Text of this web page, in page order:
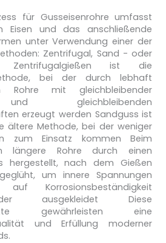
für Gusseisenrohre umfasst
Eisen und das anschließende
unter Verwendung einer der
Zentrifugal, Sand - oder
Zentrifugalgießen ist die
bei der durch lebhaft
Rohre mit gleichbleibender
gleichbleibenden
erzeugt werden Sandguss ist
ältere Methode, bei der weniger
zum Einsatz kommen Beim
längere Rohre durch einen
hergestellt, nach dem Gießen
um innere Spannungen
Korrosionsbeständigkeit
ausgekleidet Diese
gewährleisten eine
und Erfüllung moderner